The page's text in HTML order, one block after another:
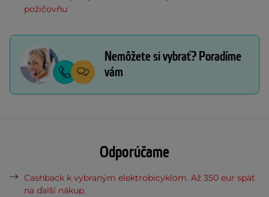
požičovňu
Nemôžete si vybrať? Poradíme
vám
Odporúčame
Cashback k vybraným elektrobicyklom. Až 350 eur späť
na ďalší nákup.